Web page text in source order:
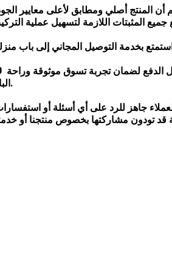
📷 نأمل
البال.
جاهز للرد على أي أسئلة أو